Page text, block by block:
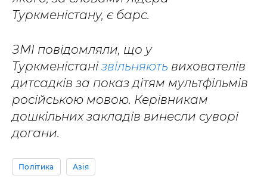
Туркменістану, є барс.
ЗМІ повідомляли, що у
Туркменістані звільняють вихователів
дитсадків за показ дітям мультфільмів
російською мовою. Керівникам
дошкільних закладів винесли суворі
догани.
Політика Азія